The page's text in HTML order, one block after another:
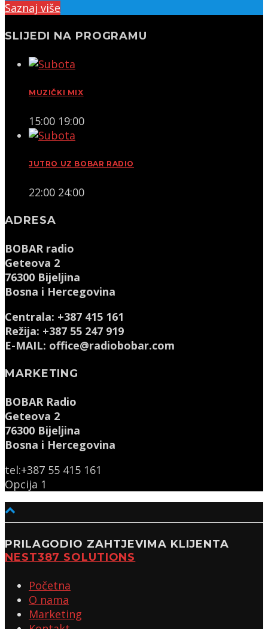
Saznaj više
SLIJEDI NA PROGRAMU
MUZIČKI MIX
15:00 19:00
JUTRO UZ BOBAR RADIO
22:00 24:00
ADRESA
BOBAR radio
Geteova 2
76300 Bijeljina
Bosna i Hercegovina
Centrala: +387 415 161
Režija: +387 55 247 919
E-MAIL: office@radiobobar.com
MARKETING
BOBAR Radio
Geteova 2
76300 Bijeljina
Bosna i Hercegovina
tel:+387 55 415 161
Opcija 1
PRILAGODIO ZAHTJEVIMA KLIJENTA
NEST387 SOLUTIONS
Početna
O nama
Marketing